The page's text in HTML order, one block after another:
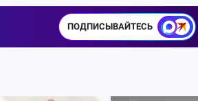
ПОДПИСЫВАЙТЕСЬ